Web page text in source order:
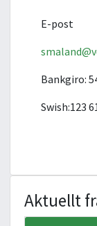
E-post
Bankgiro:
Swish:123
Aktuellt